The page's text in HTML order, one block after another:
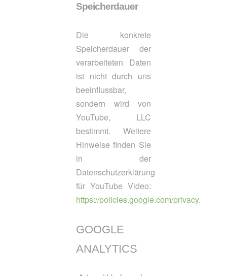
Speicherdauer
Die konkrete
Speicherdauer der
verarbeiteten Daten
ist nicht durch uns
beeinflussbar,
sondern wird von
YouTube, LLC
bestimmt. Weitere
Hinweise finden Sie
in der
Datenschutzerklärung
für YouTube Video:
https://policies.google.com/privacy.
GOOGLE
ANALYTICS